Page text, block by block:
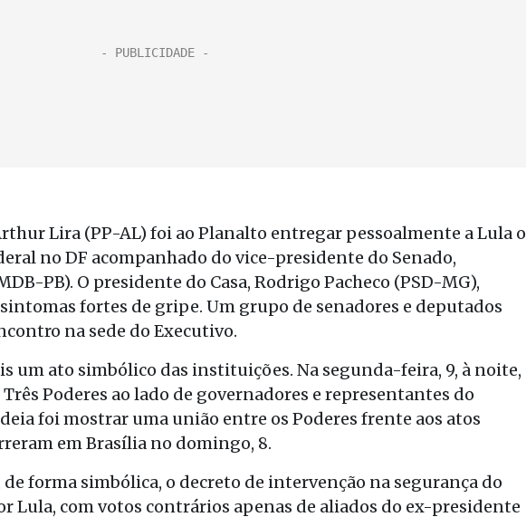
Lira (PP-AL) foi ao Planalto entregar pessoalmente a Lula o
no DF acompanhado do vice-presidente do Senado,
PB). O presidente do Casa, Rodrigo Pacheco (PSD-MG),
fortes de gripe. Um grupo de senadores e deputados
na sede do Executivo.
um ato simbólico das instituições. Na segunda-feira, 9, à noite,
Poderes ao lado de governadores e representantes do
foi mostrar uma união entre os Poderes frente aos atos
em Brasília no domingo, 8.
forma simbólica, o decreto de intervenção na segurança do
Lula, com votos contrários apenas de aliados do ex-presidente